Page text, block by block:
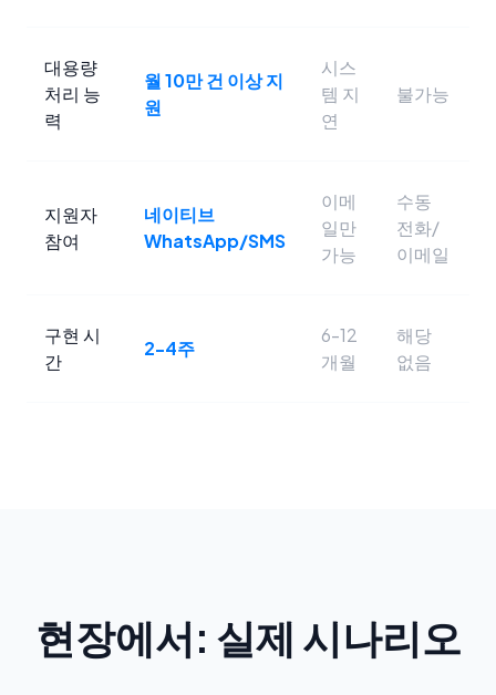
대용량
처리 능
력
월 10만 건 이상 지
원
시스
템 지
연
불가능
지원자
참여
네이티브
WhatsApp/SMS
이메
일만
가능
수동
전화/
이메일
구현 시
간
2-4주
6-12
개월
해당
없음
현장에서: 실제 시나리오